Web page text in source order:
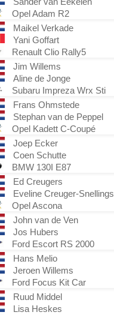
Opel Adam R2
Maikel Verkade
Yani Goffart
Renault Clio Rally5
Jim Willems
Aline de Jonge
Subaru Impreza Wrx Sti
Frans Ohmstede
Stephan van de Peppel
Opel Kadett C-Coupé
Joep Ecker
Coen Schutte
BMW 130I E87
Ed Creugers
Eveline Creuger-Snellings
Opel Ascona
John van de Ven
Jos Hubers
Ford Escort RS 2000
Hans Melio
Jeroen Willems
Ford Focus Kit Car
Ruud Middel
Lisa Heskes